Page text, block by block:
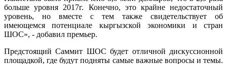
больше уровня 2017г. Конечно, это крайне недостаточный
уровень, но вместе с тем также свидетельствует об
имеющемся потенциале кыргызской экономики и стран
ШОС», - добавил премьер.
Предстоящий Саммит ШОС будет отличной дискуссионной
площадкой, где будут подняты самые важные вопросы и темы.